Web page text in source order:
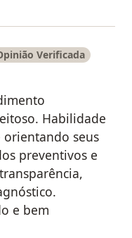
Verificada
Habilidade
orientando seus
preventivos e
e bem